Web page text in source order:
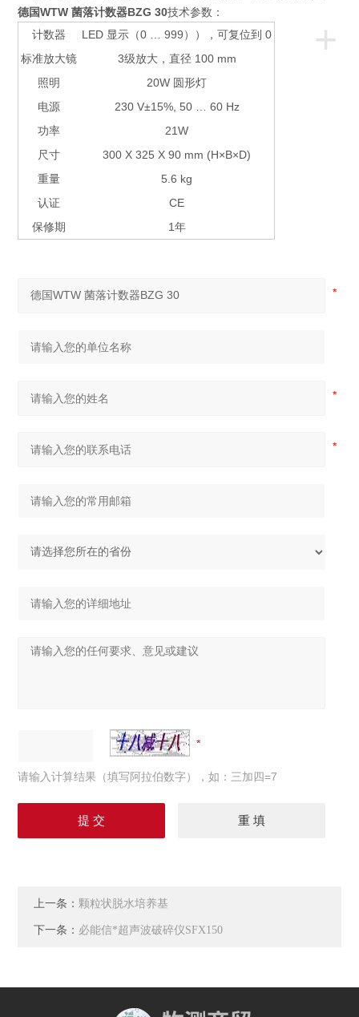
德国WTW 菌落计数器BZG 30技术参数：
+
计数器
LED 显示（0 … 999）），可复位到 0
标准放大镜
3级放大，直径 100 mm
照明
20W 圆形灯
电源
230 V±15%, 50 … 60 Hz
功率
21W
尺寸
300 X 325 X 90 mm (H×B×D)
重量
5.6 kg
认证
CE
保修期
1年
请输入计算结果（填写阿拉伯数字），如：三加四=7
上一条： 颗粒状脱水培养基
下一条： 必能信*超声波破碎仪SFX150